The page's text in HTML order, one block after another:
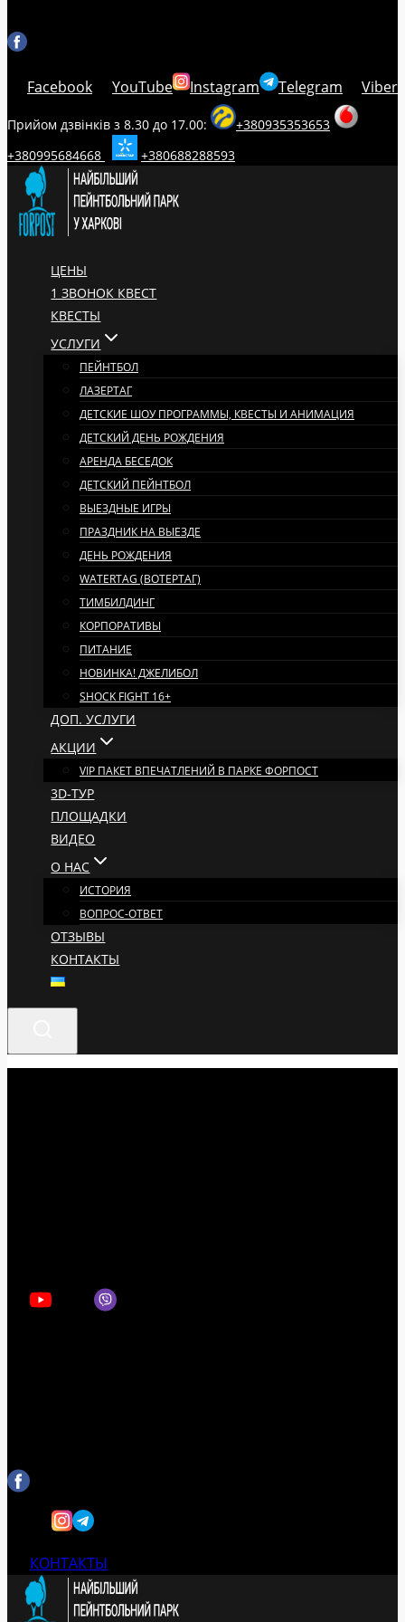
Facebook YouTube Instagram Telegram Viber
Прийом дзвінків з 8.30 до 17.00:
+380935353653
+380995684668
+380688288593
ЦЕНЫ
1 ЗВОНОК КВЕСТ
КВЕСТЫ
УСЛУГИ
ПЕЙНТБОЛ
ЛАЗЕРТАГ
ДЕТСКИЕ ШОУ ПРОГРАММЫ, КВЕСТЫ И АНИМАЦИЯ
ДЕТСКИЙ ДЕНЬ РОЖДЕНИЯ
АРЕНДА БЕСЕДОК
ДЕТСКИЙ ПЕЙНТБОЛ
ВЫЕЗДНЫЕ ИГРЫ
ПРАЗДНИК НА ВЫЕЗДЕ
ДЕНЬ РОЖДЕНИЯ
WATERTAG (ВОТЕРТАГ)
ТИМБИЛДИНГ
КОРПОРАТИВЫ
ПИТАНИЕ
НОВИНКА! ДЖЕЛИБОЛ
SHOCK FIGHT 16+
ДОП. УСЛУГИ
АКЦИИ
VIP ПАКЕТ ВПЕЧАТЛЕНИЙ В ПАРКЕ ФОРПОСТ
3D-ТУР
ПЛОЩАДКИ
ВИДЕО
О НАС
ИСТОРИЯ
ВОПРОС-ОТВЕТ
ОТЗЫВЫ
КОНТАКТЫ
КОНТАКТЫ